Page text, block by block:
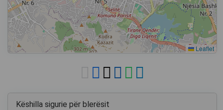
Leaflet
Këshilla sigurie për blerësit